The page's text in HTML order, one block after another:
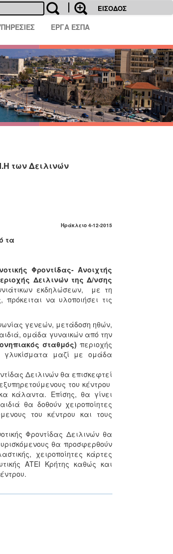
ΕΙΣΟΔΟΣ
ΕΡΓΑ ΕΣΠΑ
των Δειλινών
4-12-2015
τα
Φροντίδας- Ανοιχτής
Δειλινών της Δ/νσης
εκδηλώσεων, με τη
να υλοποιήσει τις
γενεών, μετάδοση ηθών,
ομάδα γυναικών από την
σταθμός) περιοχής
γλυκίσματα μαζί με ομάδα
Δειλινών θα επισκεφτεί
του κέντρου
κάλαντα. Επίσης, θα γίνει
θα δοθούν χειροποίητες
του κέντρου και τους
Φροντίδας Δειλινών θα
θα προσφερθούν
χειροποίητες κάρτες
ΑΤΕΙ Κρήτης καθώς και